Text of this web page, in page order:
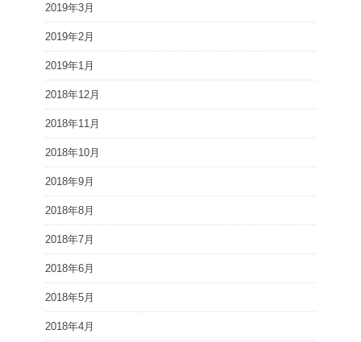
2019年3月
2019年2月
2019年1月
2018年12月
2018年11月
2018年10月
2018年9月
2018年8月
2018年7月
2018年6月
2018年5月
2018年4月